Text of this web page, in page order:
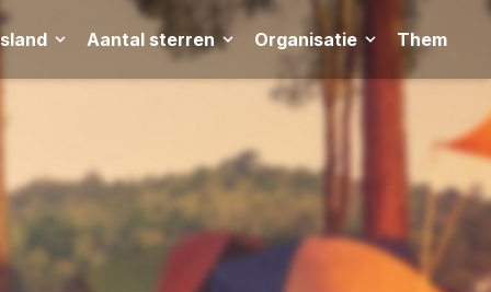
Aantal sterren Organisatie Thema